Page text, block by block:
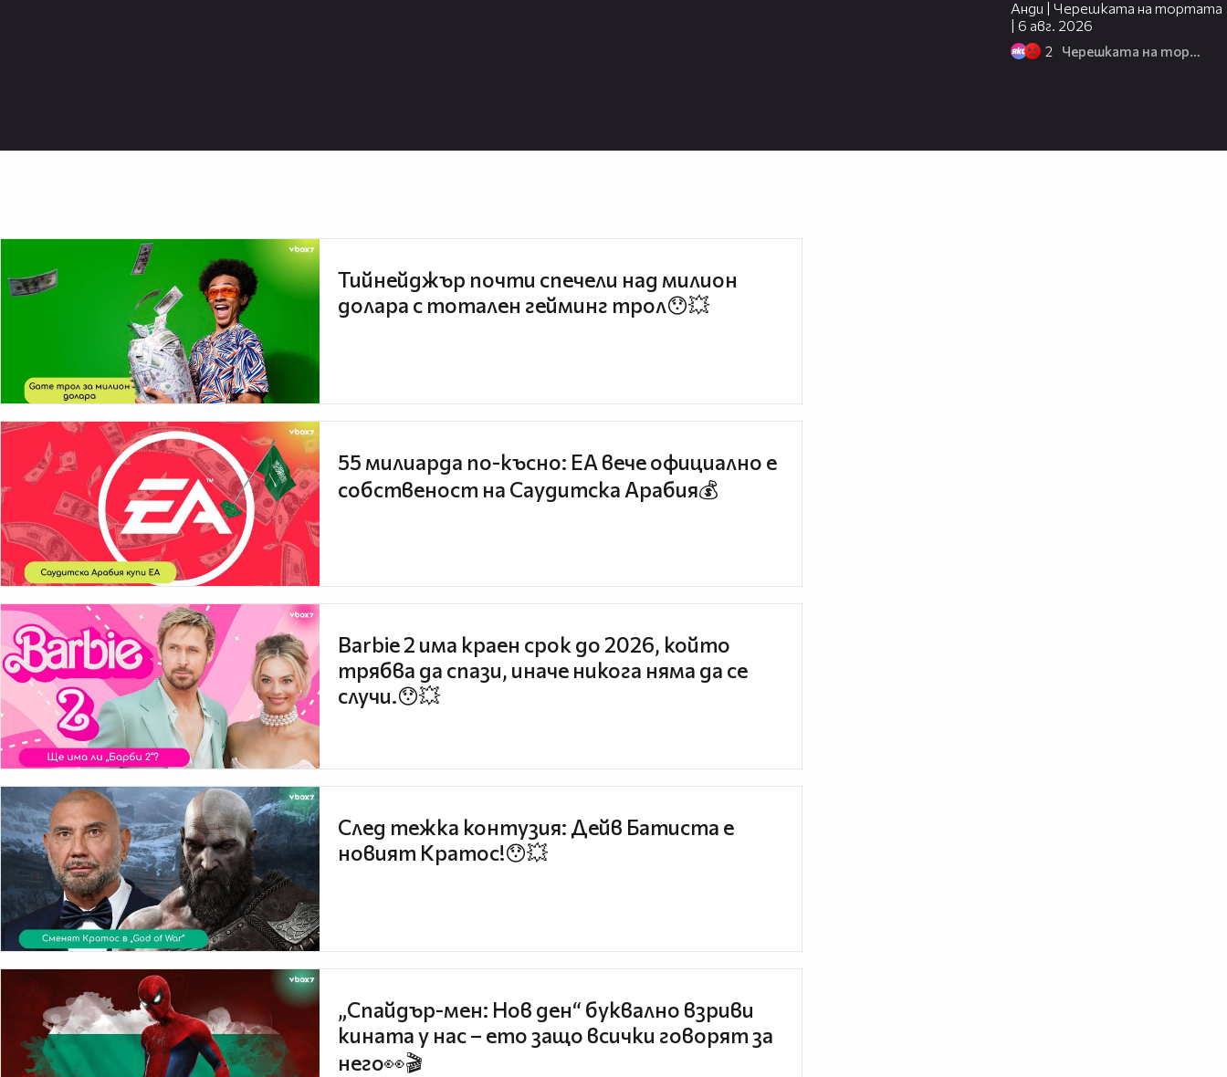
Анди | Черешката на тортата
| 6 авг. 2026
2 Черешката на тортата
Тийнейджър почти спечели над милион
долара с тотален гейминг трол😯💥
55 милиарда по-късно: EA вече официално е
собственост на Саудитска Арабия💰
Barbie 2 има краен срок до 2026, който
трябва да спази, иначе никога няма да се
случи.😯💥
След тежка контузия: Дейв Батиста е
новият Кратос!😯💥
„Спайдър-мен: Нов ден“ буквално взриви
кината у нас – ето защо всички говорят за
него👀🎬